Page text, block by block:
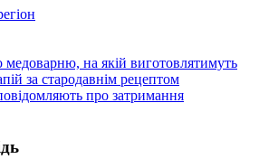
медоварню, на якій виготовлятимуть
за стародавнім рецептом
про затримання